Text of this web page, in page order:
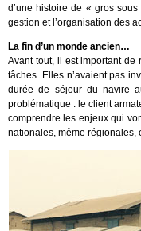
d’une histoire de « gros
gestion et l’organisation des
La fin d’un monde ancien…
Avant tout, il est important de
tâches. Elles n’avaient pas
durée de séjour du navire
problématique : le client
comprendre les enjeux qui
nationales, même régionales,